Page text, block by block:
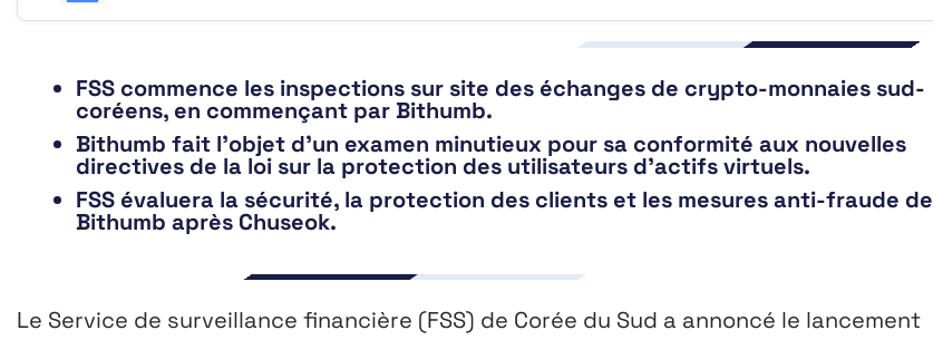
FSS commence les inspections sur site des échanges de crypto-monnaies sud-
coréens, en commençant par Bithumb.
Bithumb fait l’objet d’un examen minutieux pour sa conformité aux nouvelles
directives de la loi sur la protection des utilisateurs d’actifs virtuels.
FSS évaluera la sécurité, la protection des clients et les mesures anti-fraude de
Bithumb après Chuseok.
Le Service de surveillance financière (FSS) de Corée du Sud a annoncé le lancement